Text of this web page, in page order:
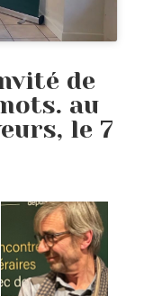
de
au
le 7